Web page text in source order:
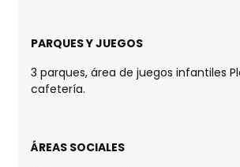
PARQUES Y JUEGOS
3 parques, área de juegos infantiles
cafetería.
ÁREAS SOCIALES